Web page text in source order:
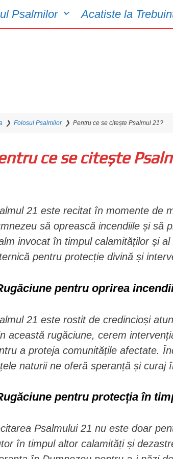
Psalmilor Acatiste la
❯Folosul Psalmilor❯Pentru ce se citește Psalmul 21?
ce se citește
21 este recitat în momente de
să oprească incendiile și să
invocat în timpul calamităților și
pentru protecție divină și
pentru oprirea
21 este rostit de credincioși
această rugăciune, cerem
a proteja comunitățile afectate.
naturii ne oferă speranță și curaj
pentru protecția în
Psalmului 21 nu este doar
în timpul altor calamități și